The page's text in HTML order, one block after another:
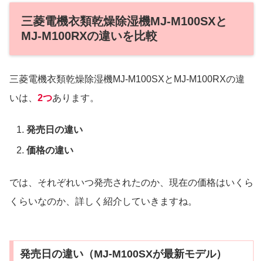
三菱電機衣類乾燥除湿機MJ-M100SXと
MJ-M100RXの違いを比較
三菱電機衣類乾燥除湿機MJ-M100SXとMJ-M100RXの違
いは、 2つあります。
発売日の違い
価格の違い
では、それぞれいつ発売されたのか、現在の価格はいくら
くらいなのか、詳しく紹介していきますね。
発売日の違い（MJ-M100SXが最新モデル）